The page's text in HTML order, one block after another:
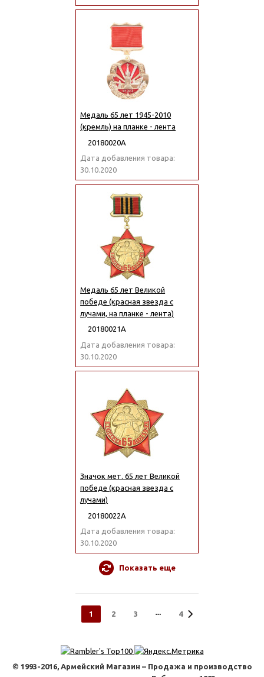
Медаль 65 лет 1945-2010
(кремль) на планке - лента
20180020А
Дата добавления товара:
30.10.2020
Медаль 65 лет Великой
победе (красная звезда с
лучами, на планке - лента)
20180021А
Дата добавления товара:
30.10.2020
Значок мет. 65 лет Великой
победе (красная звезда с
лучами)
20180022А
Дата добавления товара:
30.10.2020
Показать еще
1 2 3 4
© 1993-2016, Армейский Магазин – Продажа и производство